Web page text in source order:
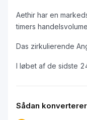
Aethir har en
timers
Das zirkulierende
I løbet af de sidste
Sådan